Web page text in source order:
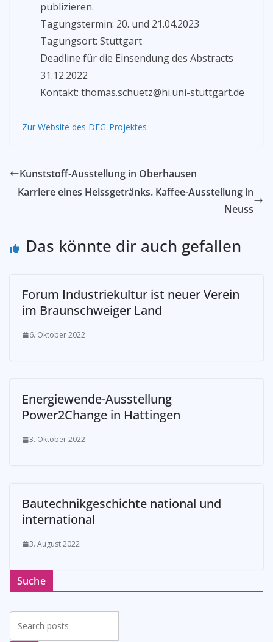
publizieren.
Tagungstermin: 20. und 21.04.2023
Tagungsort: Stuttgart
Deadline für die Einsendung des Abstracts
31.12.2022
Kontakt: thomas.schuetz@hi.uni-stuttgart.de
Zur Website des DFG-Projektes
Kunststoff-Ausstellung in Oberhausen
Karriere eines Heissgetränks. Kaffee-Ausstellung in
Neuss
Das könnte dir auch gefallen
Forum Industriekultur ist neuer Verein
im Braunschweiger Land
6. Oktober 2022
Energiewende-Ausstellung
Power2Change in Hattingen
3. Oktober 2022
Bautechnikgeschichte national und
international
3. August 2022
Suche